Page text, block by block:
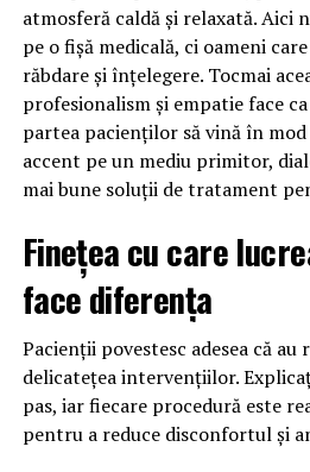
atmosferă caldă și relaxată. Aici
pe o fișă medicală, ci oameni
răbdare și înțelegere. Tocmai
profesionalism și empatie face
partea pacienților să vină în
accent pe un mediu primitor,
mai bune soluții de tratament
Finețea cu care
face diferența
Pacienții povestesc adesea că
delicatețea intervențiilor.
pas, iar fiecare procedură este
pentru a reduce disconfortul și